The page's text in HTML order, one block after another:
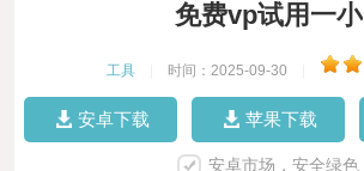
免费vp试用一小
工具 时间：2025-09-30
安卓下载 苹果下载
安卓市场，安全绿色